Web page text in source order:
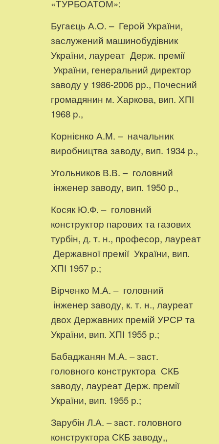
«ТУРБОАТОМ»:
Бугаєць А.О. – Герой України,
заслужений машинобудівник
України, лауреат Держ. премії
України, генеральний директор
заводу у 1986-2006 рр., Почесний
громадянин м. Харкова, вип. ХПІ
1968 р.,
Корнієнко А.М. – начальник
виробництва заводу, вип. 1934 р.,
Угольников В.В. – головний
інженер заводу, вип. 1950 р.,
Косяк Ю.Ф. – головний
конструктор парових та газових
турбін, д. т. н., професор, лауреат
Державної премії України, вип.
ХПІ 1957 р.;
Вірченко М.А. – головний
інженер заводу, к. т. н., лауреат
двох Державних премій УРСР та
України, вип. ХПІ 1955 р.;
Бабаджанян М.А. – заст.
головного конструктора СКБ
заводу, лауреат Держ. премії
України, вип. 1955 р.;
Зарубін Л.А. – заст. головного
конструктора СКБ заводу,,